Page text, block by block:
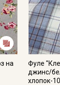
на
Фуле
джинс/
хлопок-